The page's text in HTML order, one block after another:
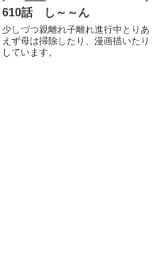
610話 し～～ん
少しづつ親離れ子離れ進行中とりあ
えず母は掃除したり、漫画描いたり
しています。